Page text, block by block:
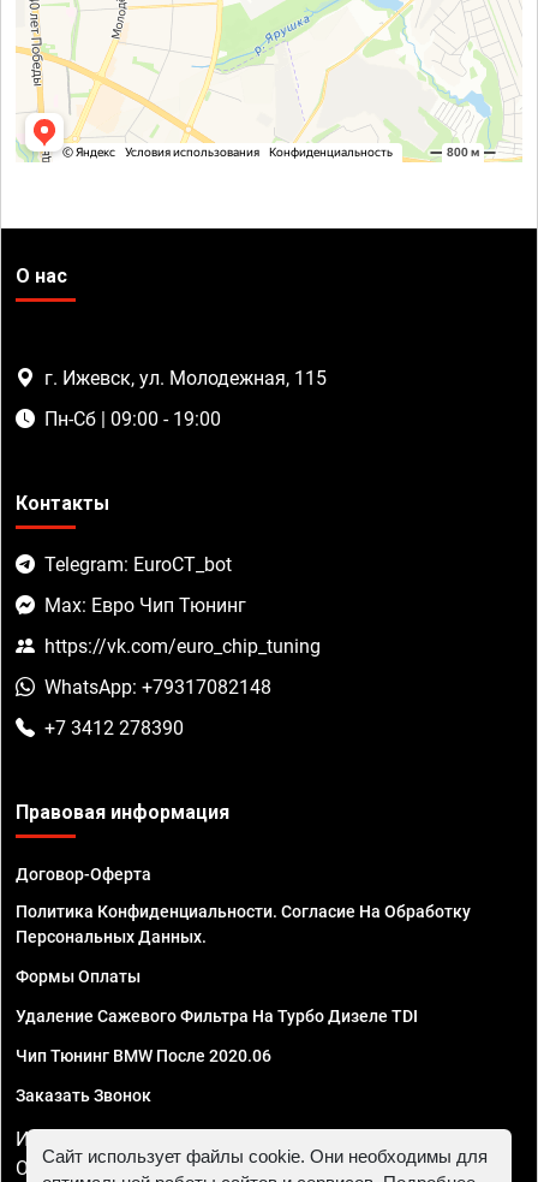
О нас
г. Ижевск, ул. Молодежная, 115
Пн-Сб | 09:00 - 19:00
Контакты
Telegram: EuroCT_bot
Max: Евро Чип Тюнинг
https://vk.com/euro_chip_tuning
WhatsApp: +79317082148
+7 3412 278390
Правовая информация
Договор-Оферта
Политика Конфиденциальности. Согласие На Обработку
Персональных Данных.
Формы Оплаты
Удаление Сажевого Фильтра На Турбо Дизеле TDI
Чип Тюнинг BMW После 2020.06
Заказать Звонок
ИП Смирнов Георгий Павлович. ИНН 781302555843,
ОГРНИП 324470400032610
Сайт использует файлы cookie. Они необходимы для